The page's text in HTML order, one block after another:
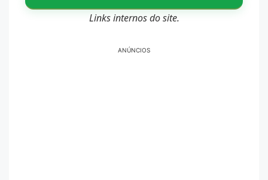
Links internos do site.
ANÚNCIOS